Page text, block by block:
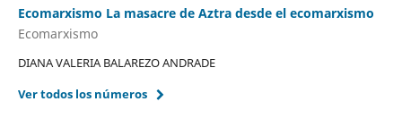
Ecomarxismo La masacre de Aztra desde el ecomarxismo
Ecomarxismo
DIANA VALERIA BALAREZO ANDRADE
Ver todos los números